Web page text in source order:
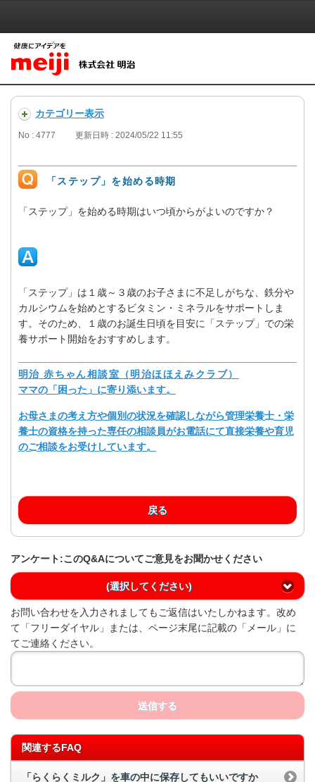
カテゴリー表示
No : 4777 更新日時 : 2024/05/22 11:55
「ステップ」を始める時期
「ステップ」を始める時期はいつ頃からがよいのですか？
「ステップ」は１歳～３歳のお子さまに不足しがちな、鉄分や
カルシウムを始めとするビタミン・ミネラルをサポートしま
す。そのため、１歳のお誕生日頃を目安に「ステップ」での栄
養サポート開始をおすすめします。
明治 赤ちゃん相談室（明治ほほえみクラブ）
ママの「困った」に寄り添います。
お母さまの考え方や個別の状況を確認しながら管理栄養士・栄
養士の資格を持った専任の相談員がお電話にて直接栄養や育児
のご相談をお受けしています。
戻る
アンケート:このQ&Aについてご意見をお聞かせください
(選択してください)
お問い合わせを入力されましてもご返信はいたしかねます。改め
て「フリーダイヤル」または、ページ末尾に記載の「メール」に
てご連絡ください。
送信する
関連するFAQ
「らくらくミルク」を車の中に保存してもいいですか